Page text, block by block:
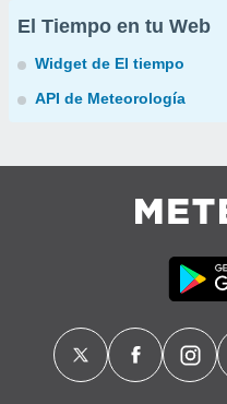
El Tiempo en tu Web
Widget de El tiempo
API de Meteorología